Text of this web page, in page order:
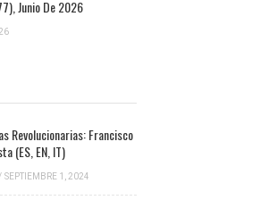
Junio De 2026
Revolucionarias: Francisco
(ES, EN, IT)
/ SEPTIEMBRE 1, 2024